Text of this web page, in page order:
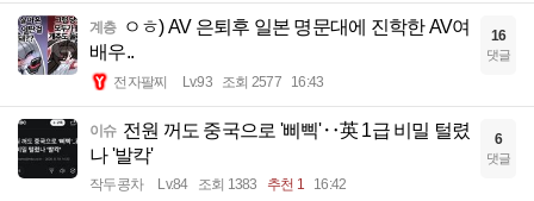
계층
ㅇㅎ) AV 은퇴후 일본 명문대에 진학한 AV여
배우..
전자팔찌 Lv.93 조회 2577 16:43
16
댓글
이슈 전원 꺼도 중국으로 '삐삑'‥英 1급 비밀 털렸
나 '발칵'
작두콩차 Lv.84 조회 1383 추천 1 16:42
6
댓글